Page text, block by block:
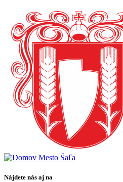
Nájdete nás aj na